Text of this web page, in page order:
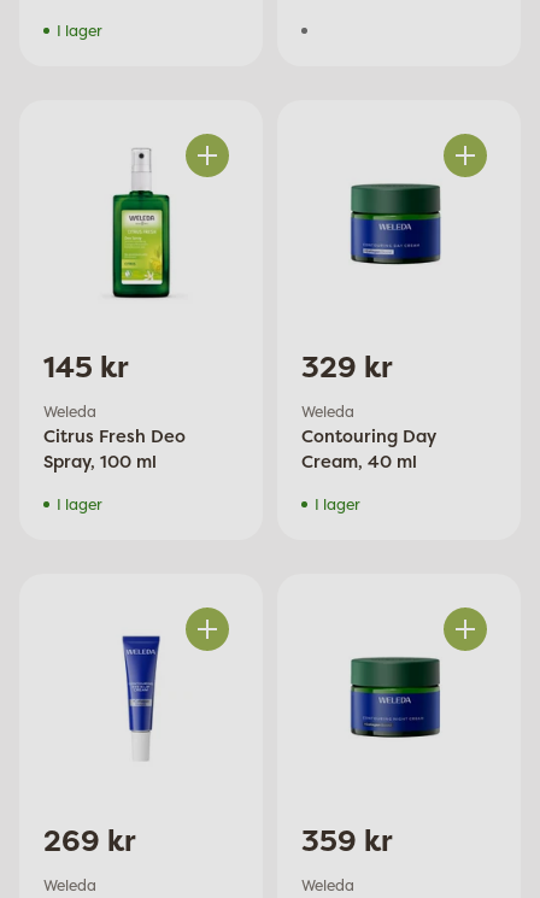
I lager
Antal
145 kr
Weleda
Citrus Fresh Deo
Spray, 100 ml
I lager
Antal
329 kr
Weleda
Contouring Day
Cream, 40 ml
I lager
Antal
269 kr
Weleda
Antal
359 kr
Weleda